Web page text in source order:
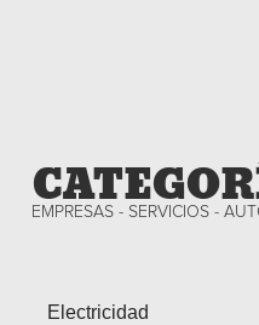
EMPRESAS - SERVICIOS -
Electricidad